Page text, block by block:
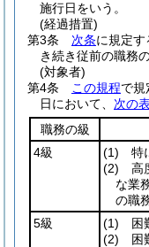
施行日をいう。
(経過措置)
第3条
次条に規定す
き続き従前の職務
(対象者)
第4条
この規程で規
日において、 次の
職務の級
4級
(1) 特
(2) 高
な業
の職
5級
(1) 困
(2) 困